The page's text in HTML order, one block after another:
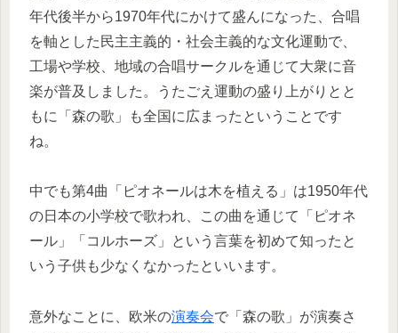
年代後半から1970年代にかけて盛んになった、合唱
を軸とした民主主義的・社会主義的な文化運動で、
工場や学校、地域の合唱サークルを通じて大衆に音
楽が普及しました。うたごえ運動の盛り上がりとと
もに「森の歌」も全国に広まったということです
ね。
中でも第4曲「ピオネールは木を植える」は1950年代
の日本の小学校で歌われ、この曲を通じて「ピオネ
ール」「コルホーズ」という言葉を初めて知ったと
いう子供も少なくなかったといいます。
意外なことに、欧米の演奏会で「森の歌」が演奏さ